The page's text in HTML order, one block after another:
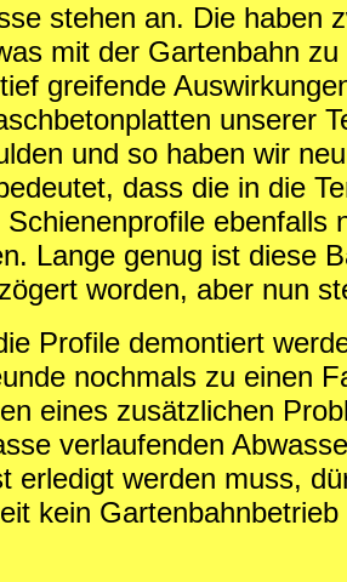
stehen an. Die haben
mit der Gartenbahn
greifende
unserer
und so haben wir
dass die in die
ebenfalls
Lange genug ist diese
worden, aber nun
Profile demontiert
nochmals zu einen
eines zusätzlichen
verlaufenden
erledigt werden muss,
kein